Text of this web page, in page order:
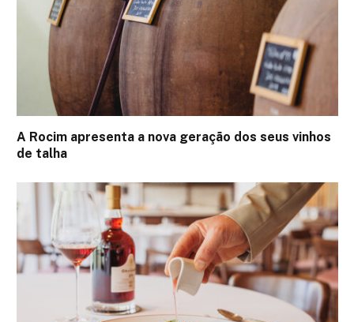
A Rocim apresenta a nova geração dos seus vinhos
de talha